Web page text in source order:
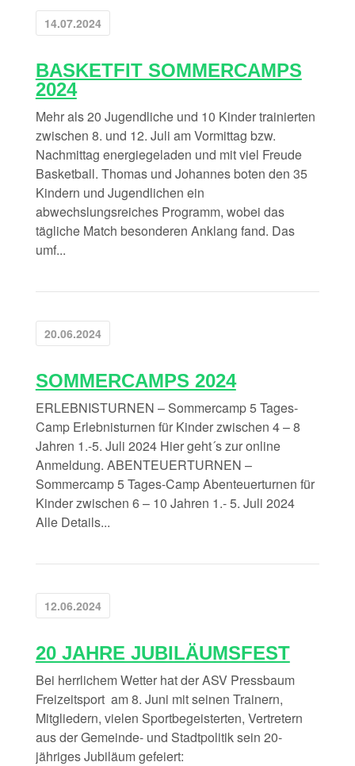
BASKETFIT SOMMERCAMPS
2024
Mehr als 20 Jugendliche und 10 Kinder trainierten
zwischen 8. und 12. Juli am Vormittag bzw.
Nachmittag energiegeladen und mit viel Freude
Basketball. Thomas und Johannes boten den 35
Kindern und Jugendlichen ein
abwechslungsreiches Programm, wobei das
tägliche Match besonderen Anklang fand. Das
umf...
14.07.2024
SOMMERCAMPS 2024
ERLEBNISTURNEN – Sommercamp 5 Tages-
Camp Erlebnisturnen für Kinder zwischen 4 – 8
Jahren 1.-5. Juli 2024 Hier geht´s zur online
Anmeldung. ABENTEUERTURNEN –
Sommercamp 5 Tages-Camp Abenteuerturnen für
Kinder zwischen 6 – 10 Jahren 1.- 5. Juli 2024
Alle Details...
20.06.2024
20 JAHRE JUBILÄUMSFEST
Bei herrlichem Wetter hat der ASV Pressbaum
Freizeitsport am 8. Juni mit seinen Trainern,
Mitgliedern, vielen Sportbegeisterten, Vertretern
aus der Gemeinde- und Stadtpolitik sein 20-
jähriges Jubiläum gefeiert:
12.06.2024